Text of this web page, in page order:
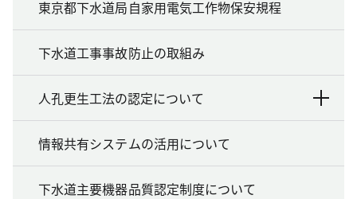
東京都下水道局自家用電気工作物保安規程
下水道工事事故防止の取組み
人孔更生工法の認定について
情報共有システムの活用について
下水道主要機器品質認定制度について